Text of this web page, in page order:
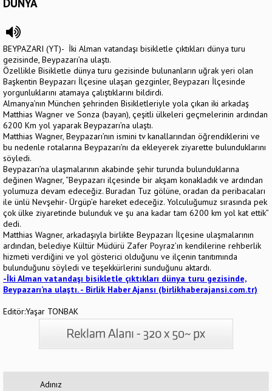
DÜNYA
BEYPAZARI (YT)- İki Alman vatandaşı bisikletle çıktıkları dünya turu
gezisinde, Beypazarı’na ulaştı.
Özellikle Bisikletle dünya turu gezisinde bulunanların uğrak yeri olan
Başkentin Beypazarı İlçesine ulaşan gezginler, Beypazarı İlçesinde
yorgunluklarını atamaya çalıştıklarını bildirdi.
Almanya’nın München şehrinden Bisikletleriyle yola çıkan iki arkadaş
Matthias Wagner ve Sonza (bayan), çeşitli ülkeleri geçmelerinin ardından
6200 Km yol yaparak Beypazarı’na ulaştı.
Matthias Wagner, Beypazarı’nın ismini tv kanallarından öğrendiklerini ve
bu nedenle rotalarına Beypazarı’nı da ekleyerek ziyarette bulunduklarını
söyledi.
Beypazarı’na ulaşmalarının akabinde şehir turunda bulunduklarına
değinen Wagner, “Beypazarı ilçesinde bir akşam konakladık ve ardından
yolumuza devam edeceğiz. Buradan Tuz gölüne, oradan da peribacaları
ile ünlü Nevşehir- Ürgüp’e hareket edeceğiz. Yolculuğumuz sırasında pek
çok ülke ziyaretinde bulunduk ve şu ana kadar tam 6200 km yol kat ettik”
dedi.
Matthias Wagner, arkadaşıyla birlikte Beypazarı İlçesine ulaşmalarının
ardından, belediye Kültür Müdürü Zafer Poyraz’ın kendilerine rehberlik
hizmeti verdiğini ve yol gösterici olduğunu ve ilçenin tanıtımında
bulunduğunu söyledi ve teşekkürlerini sunduğunu aktardı.
-İki Alman vatandaşı bisikletle çıktıkları dünya turu gezisinde,
Beypazarı’na ulaştı. - Birlik Haber Ajansı (birlikhaberajansi.com.tr)
Editör:Yaşar TONBAK
Adınız